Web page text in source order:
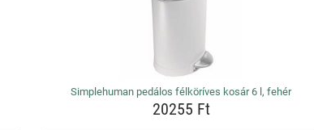
Simplehuman pedálos félköríves kosár 6 l, fehér
20255 Ft